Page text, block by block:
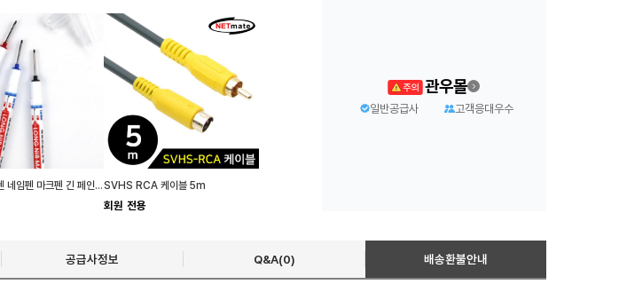
다용도 마카펜 네임펜 마크펜 긴 페인트마카 펜촉SVHS RCA 케이블 5m
회원 전용
관우몰
일반공급사 고객응대우수
공급사정보 Q&A(0) 배송환불안내